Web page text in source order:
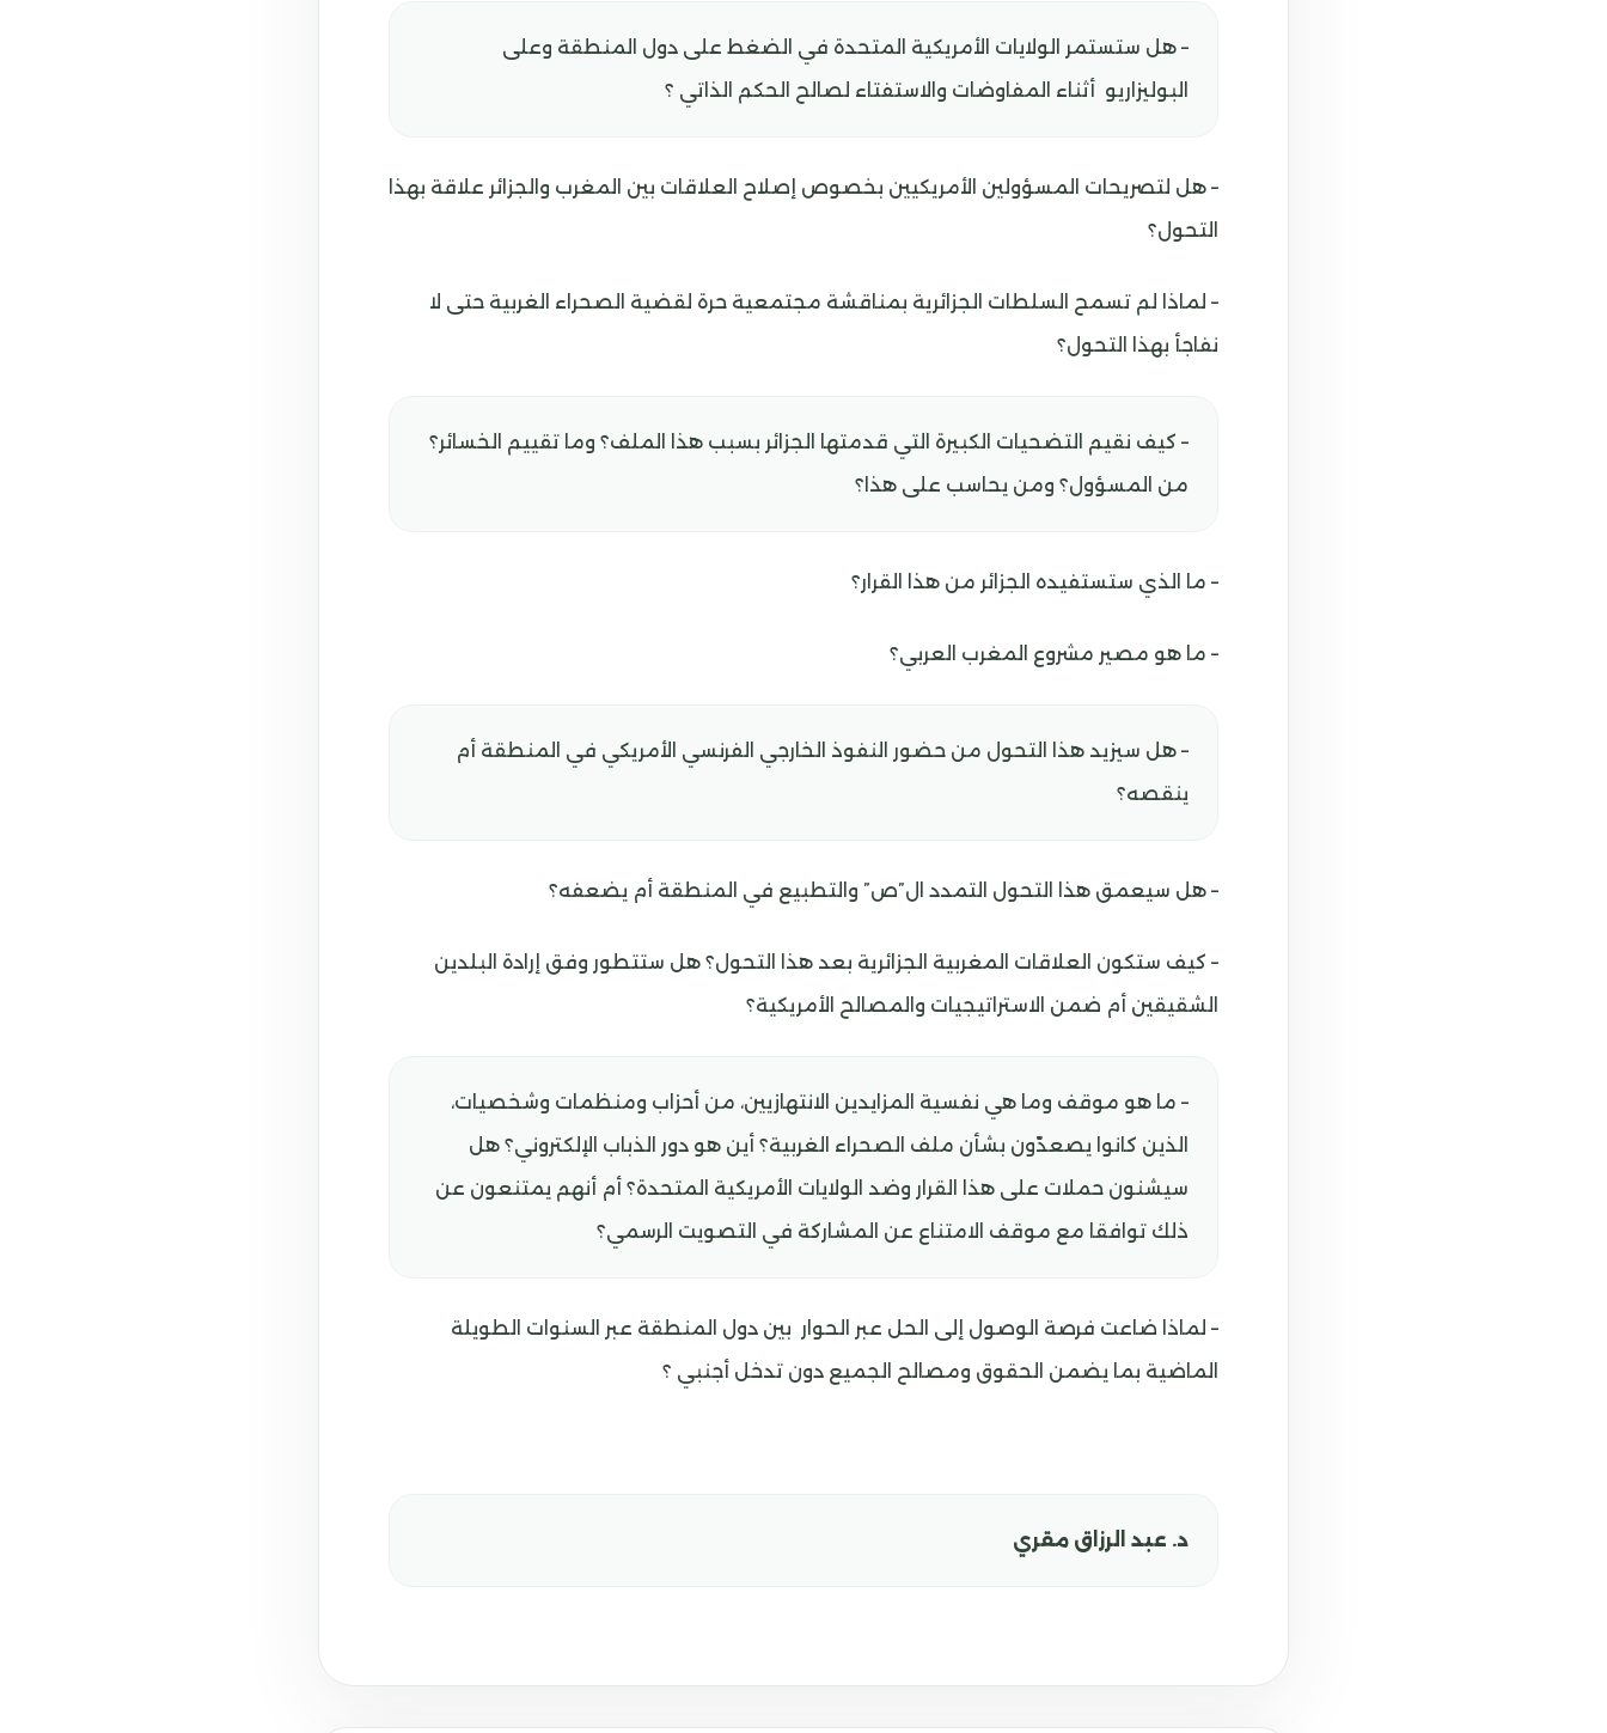
– هل ستستمر الولايات الأمريكية المتحدة في الضغط على دول المنطقة وعلى
البوليزاريو أثناء المفاوضات والاستفتاء لصالح الحكم الذاتي ؟
– هل لتصريحات المسؤولين الأمريكيين بخصوص إصلاح العلاقات بين المغرب والجزائر علاقة بهذا
التحول؟
– لماذا لم تسمح السلطات الجزائرية بمناقشة مجتمعية حرة لقضية الصحراء الغربية حتى لا
نفاجأ بهذا التحول؟
– كيف نقيم التضحيات الكبيرة التي قدمتها الجزائر بسبب هذا الملف؟ وما تقييم الخسائر؟
من المسؤول؟ ومن يحاسب على هذا؟
– ما الذي ستستفيده الجزائر من هذا القرار؟
– ما هو مصير مشروع المغرب العربي؟
– هل سيزيد هذا التحول من حضور النفوذ الخارجي الفرنسي الأمريكي في المنطقة أم
ينقصه؟
– هل سيعمق هذا التحول التمدد ال”ص” والتطبيع في المنطقة أم يضعفه؟
– كيف ستكون العلاقات المغربية الجزائرية بعد هذا التحول؟ هل ستتطور وفق إرادة البلدين
الشقيقين أم ضمن الاستراتيجيات والمصالح الأمريكية؟
– ما هو موقف وما هي نفسية المزايدين الانتهازيين، من أحزاب ومنظمات وشخصيات،
الذين كانوا يصعدّون بشأن ملف الصحراء الغربية؟ أين هو دور الذباب الإلكتروني؟ هل
سيشنون حملات على هذا القرار وضد الولايات الأمريكية المتحدة؟ أم أنهم يمتنعون عن
ذلك توافقا مع موقف الامتناع عن المشاركة في التصويت الرسمي؟
– لماذا ضاعت فرصة الوصول إلى الحل عبر الحوار بين دول المنطقة عبر السنوات الطويلة
الماضية بما يضمن الحقوق ومصالح الجميع دون تدخل أجنبي ؟
د. عبد الرزاق مقري